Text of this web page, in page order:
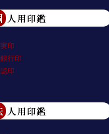
個人用印鑑
実印
銀行印
認印
法人用印鑑